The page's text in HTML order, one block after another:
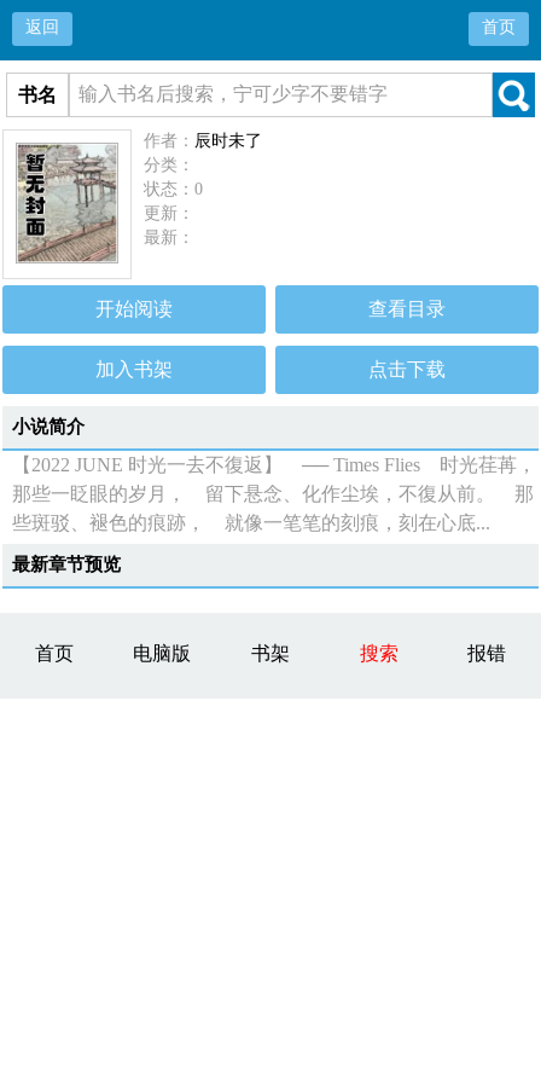
返回 首页
书名
作者： 辰时未了
分类：
状态：0
更新：
最新：
开始阅读 查看目录
加入书架 点击下载
小说简介
【2022 JUNE 时光一去不復返】 ── Times Flies 时光荏苒，
那些一眨眼的岁月， 留下悬念、化作尘埃，不復从前。 那
些斑驳、褪色的痕跡， 就像一笔笔的刻痕，刻在心底...
最新章节预览
首页 电脑版 书架 搜索 报错